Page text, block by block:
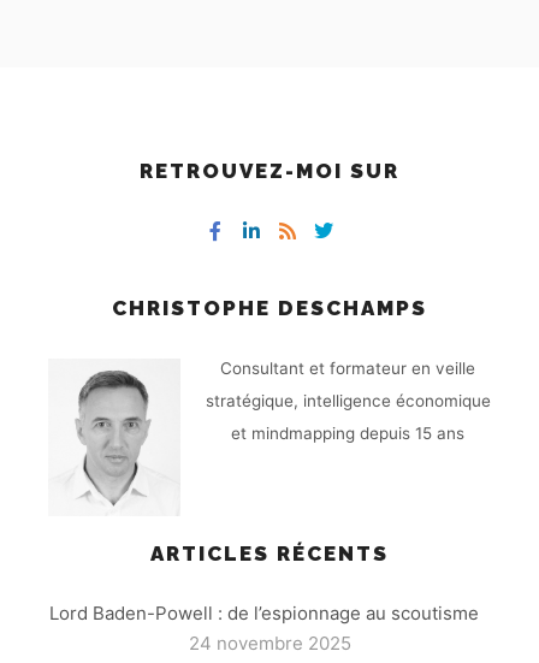
RETROUVEZ-MOI SUR
CHRISTOPHE DESCHAMPS
Consultant et formateur en veille
stratégique, intelligence économique
et mindmapping depuis 15 ans
ARTICLES RÉCENTS
Lord Baden-Powell : de l’espionnage au scoutisme
24 novembre 2025